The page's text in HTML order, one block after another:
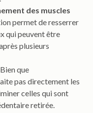
des muscles
permet de resserrer
qui peuvent être
plusieurs
que
pas directement les
celles qui sont
retirée.